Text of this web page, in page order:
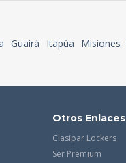
Guairá Itapúa Misiones
Otros Enlaces
Clasipar Lockers
Ser Premium